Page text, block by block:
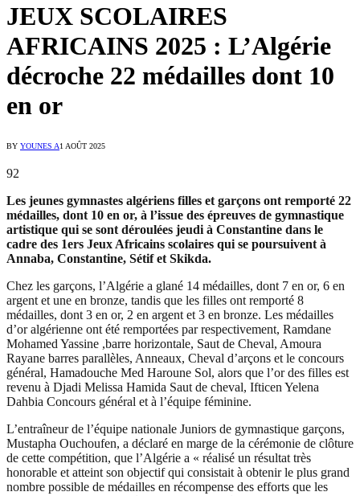
JEUX SCOLAIRES
AFRICAINS 2025 : L’Algérie
décroche 22 médailles dont 10
en or
BY YOUNES A1 AOÛT 2025
92
Les jeunes gymnastes algériens filles et garçons ont remporté 22
médailles, dont 10 en or, à l’issue des épreuves de gymnastique
artistique qui se sont déroulées jeudi à Constantine dans le
cadre des 1ers Jeux Africains scolaires qui se poursuivent à
Annaba, Constantine, Sétif et Skikda.
Chez les garçons, l’Algérie a glané 14 médailles, dont 7 en or, 6 en
argent et une en bronze, tandis que les filles ont remporté 8
médailles, dont 3 en or, 2 en argent et 3 en bronze. Les médailles
d’or algérienne ont été remportées par respectivement, Ramdane
Mohamed Yassine ,barre horizontale, Saut de Cheval, Amoura
Rayane barres parallèles, Anneaux, Cheval d’arçons et le concours
général, Hamadouche Med Haroune Sol, alors que l’or des filles est
revenu à Djadi Melissa Hamida Saut de cheval, Ifticen Yelena
Dahbia Concours général et à l’équipe féminine.
L’entraîneur de l’équipe nationale Juniors de gymnastique garçons,
Mustapha Ouchoufen, a déclaré en marge de la cérémonie de clôture
de cette compétition, que l’Algérie a « réalisé un résultat très
honorable et atteint son objectif qui consistait à obtenir le plus grand
nombre possible de médailles en récompense des efforts que les